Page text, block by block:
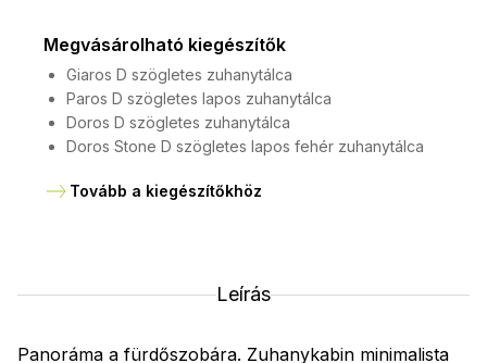
Megvásárolható kiegészítők
Giaros D szögletes zuhanytálca
Paros D szögletes lapos zuhanytálca
Doros D szögletes zuhanytálca
Doros Stone D szögletes lapos fehér zuhanytálca
Tovább a kiegészítőkhöz
Leírás
Panoráma a fürdőszobára. Zuhanykabin minimalista